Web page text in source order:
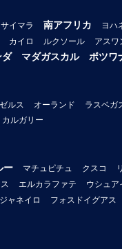
イマラ 南アフリカ ヨハ
カイロ ルクソール アスワ
ダ マダガスカル ボツワ
ルス オーランド ラスベガ
カルガリー
ー マチュピチュ クスコ
エルカラファテ ウシュア
ャネイロ フォスドイグアス